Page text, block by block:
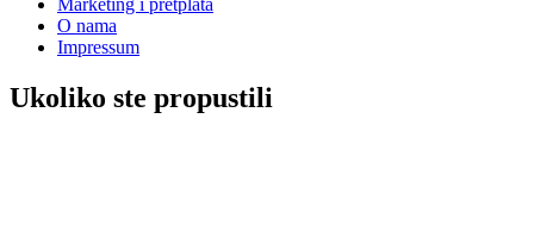
Marketing i pretplata
O nama
Impressum
Ukoliko ste propustili